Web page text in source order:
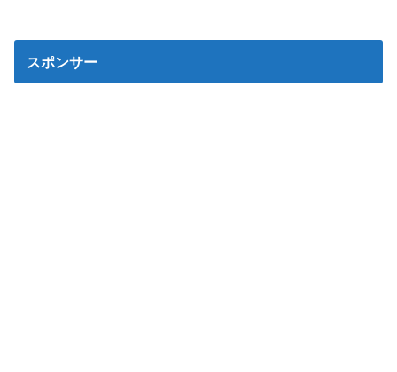
スポンサー